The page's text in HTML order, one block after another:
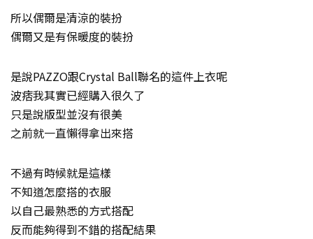
所以偶爾是清涼的裝扮
偶爾又是有保暖度的裝扮
是說PAZZO跟Crystal Ball聯名的這件上衣呢
波痞我其實已經購入很久了
只是說版型並沒有很美
之前就一直懶得拿出來搭
不過有時候就是這樣
不知道怎麼搭的衣服
以自己最熟悉的方式搭配
反而能夠得到不錯的搭配結果